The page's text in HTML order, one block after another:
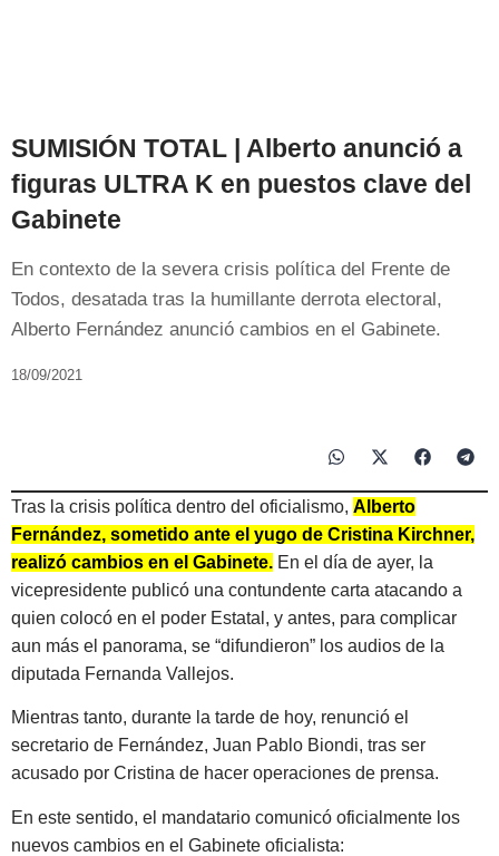
SUMISIÓN TOTAL | Alberto anunció a
figuras ULTRA K en puestos clave del
Gabinete
En contexto de la severa crisis política del Frente de
Todos, desatada tras la humillante derrota electoral,
Alberto Fernández anunció cambios en el Gabinete.
18/09/2021
Tras la crisis política dentro del oficialismo, Alberto
Fernández, sometido ante el yugo de Cristina Kirchner,
realizó cambios en el Gabinete. En el día de ayer, la
vicepresidente publicó una contundente carta atacando a
quien colocó en el poder Estatal, y antes, para complicar
aun más el panorama, se “difundieron” los audios de la
diputada Fernanda Vallejos.
Mientras tanto, durante la tarde de hoy, renunció el
secretario de Fernández, Juan Pablo Biondi, tras ser
acusado por Cristina de hacer operaciones de prensa.
En este sentido, el mandatario comunicó oficialmente los
nuevos cambios en el Gabinete oficialista: